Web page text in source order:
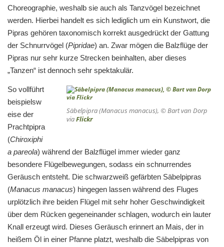
Choreographie, weshalb sie auch als Tanzvögel bezeichnet
werden. Hierbei handelt es sich lediglich um ein Kunstwort, die
Pipras gehören taxonomisch korrekt ausgedrückt der Gattung
der Schnurrvögel (Pipridae) an. Zwar mögen die Balzflüge der
Pipras nur sehr kurze Strecken beinhalten, aber dieses
„Tanzen“ ist dennoch sehr spektakulär.
Säbelpipra (Manacus manacus), © Bart van Dorp
viaFlickr
So vollführt
beispielsw
eise der
Prachtpipra
(Chiroxiphi
a pareola) während der Balzflügel immer wieder ganz
besondere Flügelbewegungen, sodass ein schnurrendes
Geräusch entsteht. Die schwarzweiß gefärbten Säbelpipras
(Manacus manacus) hingegen lassen während des Fluges
urplötzlich ihre beiden Flügel mit sehr hoher Geschwindigkeit
über dem Rücken gegeneinander schlagen, wodurch ein lauter
Knall erzeugt wird. Dieses Geräusch erinnert an Mais, der in
heißem Öl in einer Pfanne platzt, weshalb die Säbelpipras von